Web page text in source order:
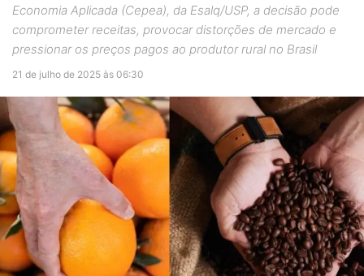
Economia Aplicada (Cepea), da Esalq/USP, a decisão pode
comprometer receitas, provocar distorções de mercado e
pressionar os preços pagos ao produtor rural no Brasil
21 de julho de 2025 às 06:30